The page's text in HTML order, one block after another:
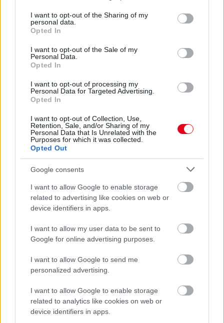
not limited to your visit or usage behaviour. You may click to
grant or deny consent to Google and its third-party tags to
use your data for below specified purposes in below Google
consent section.
I want to opt-out of the Sharing of my
personal data.
Opted In
I want to opt-out of the Sale of my
Personal Data.
Opted In
I want to opt-out of processing my
Personal Data for Targeted Advertising.
Opted In
I want to opt-out of Collection, Use,
Retention, Sale, and/or Sharing of my
Personal Data that Is Unrelated with the
Purposes for which it was collected.
Opted Out
Google consents
I want to allow Google to enable storage
related to advertising like cookies on web or
device identifiers in apps.
I want to allow my user data to be sent to
Google for online advertising purposes.
I want to allow Google to send me
personalized advertising.
I want to allow Google to enable storage
related to analytics like cookies on web or
device identifiers in apps.
SZÁLLODÁKBAN A VÍZKŐ ELLEN
Ez a szer tényleg eltünteti a vízkövet
24 ÓRA TOVÁBBI HÍREI
24 óra
Ha ezt érzed evés után, a szervezeted fontos dologra
próbál figyelmeztetni